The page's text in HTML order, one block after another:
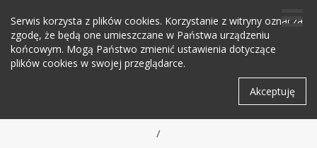
Serwis korzysta z plików cookies. Korzystanie z witryny oznacza
zgodę, że będą one umieszczane w Państwa urządzeniu
końcowym. Mogą Państwo zmienić ustawienia dotyczące
plików cookies w swojej przeglądarce.
Akceptuję
/